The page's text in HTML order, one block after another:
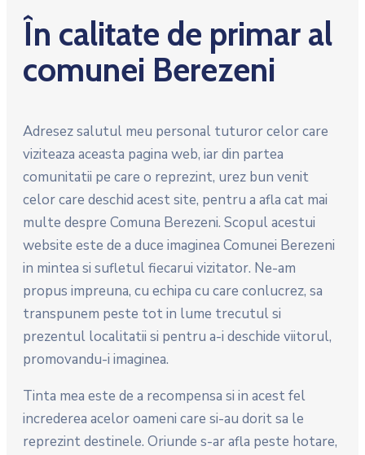
În calitate de primar al
comunei Berezeni
Adresez salutul meu personal tuturor celor care
viziteaza aceasta pagina web, iar din partea
comunitatii pe care o reprezint, urez bun venit
celor care deschid acest site, pentru a afla cat mai
multe despre Comuna Berezeni. Scopul acestui
website este de a duce imaginea Comunei Berezeni
in mintea si sufletul fiecarui vizitator. Ne-am
propus impreuna, cu echipa cu care conlucrez, sa
transpunem peste tot in lume trecutul si
prezentul localitatii si pentru a-i deschide viitorul,
promovandu-i imaginea.
Tinta mea este de a recompensa si in acest fel
increderea acelor oameni care si-au dorit sa le
reprezint destinele. Oriunde s-ar afla peste hotare,